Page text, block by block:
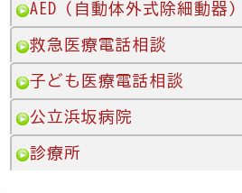
AED（自動体外式除細動器
救急医療電話相談
子ども医療電話相談
公立浜坂病院
診療所